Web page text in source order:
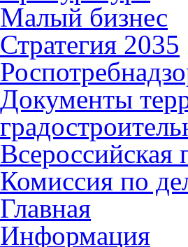
Малый бизнес
Стратегия 2035
Документы
Всероссийская
Комиссия по
Главная
Информация